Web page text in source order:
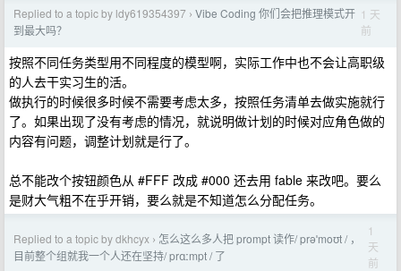
Replied to a topic by ldy619354397 › Vibe Coding 你们会把推理模式开
到最大吗？
1 天
前
按照不同任务类型用不同程度的模型啊，实际工作中也不会让高职级
的人去干实习生的活。
做执行的时候很多时候不需要考虑太多，按照任务清单去做实施就行
了。如果出现了没有考虑的情况，就说明做计划的时候对应角色做的
内容有问题，调整计划就是行了。
总不能改个按钮颜色从 #FFF 改成 #000 还去用 fable 来改吧。要么
是财大气粗不在乎开销，要么就是不知道怎么分配任务。
Replied to a topic by dkhcyx › 怎么这么多人把 prompt 读作/ prəˈmoʊt / ，
目前整个组就我一个人还在坚持/ prɑːmpt / 了
1
天
前